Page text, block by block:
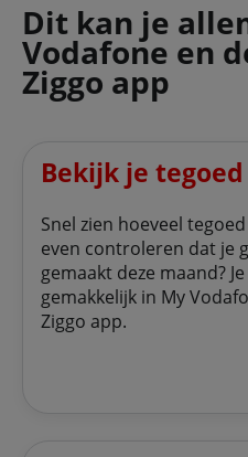
Dit kan je
Vodafone en
Ziggo app
Bekijk je
Snel zien hoeveel
even controleren dat je
gemaakt deze maand?
gemakkelijk in My
Ziggo app.